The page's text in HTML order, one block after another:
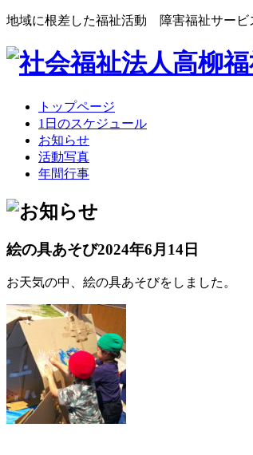
地域に根差した福祉活動 障害福祉サー
トップページ
1日のスケジュール
お知らせ
活動写真
年間行事
絵の具あそび2024年6月14日
お天気の中、絵の具あそびをしました。